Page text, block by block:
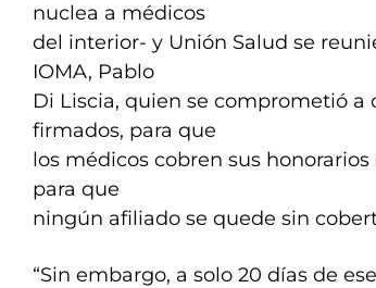
nuclea a médicos
del interior- y Unión Salud se
IOMA, Pablo
Di Liscia, quien se comprometió
firmados, para que
los médicos cobren sus
para que
ningún afiliado se quede sin
“Sin embargo, a solo 20 días de